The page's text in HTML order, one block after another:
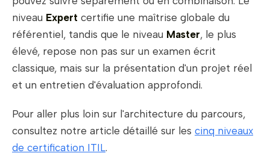
niveau Expert certifie une maîtrise globale du
référentiel, tandis que le niveau Master, le plus
élevé, repose non pas sur un examen écrit
classique, mais sur la présentation d'un projet réel
et un entretien d'évaluation approfondi.
Pour aller plus loin sur l'architecture du parcours,
consultez notre article détaillé sur les cinq niveaux
de certification ITIL.